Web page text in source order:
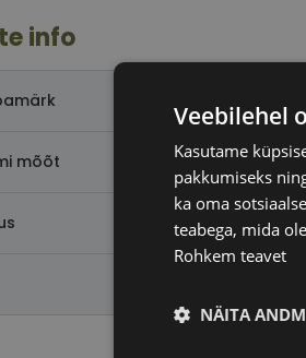
info
mõõt
S
Veebilehel
Kasutame
pakkumiseks
ka oma
teabega, mida
Rohkem teavet
NÄITA